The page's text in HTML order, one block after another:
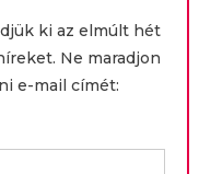
ki az elmúlt hét
Ne maradjon
e-mail címét: